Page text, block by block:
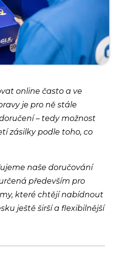
online často a ve
je pro ně stále
– tedy možnost
zásilky podle toho, co
naše doručování
především pro
které chtějí nabídnout
ještě širší a flexibilnější